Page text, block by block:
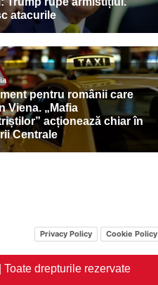
Privacy Policy Cookie Policy
drepturile rezervate